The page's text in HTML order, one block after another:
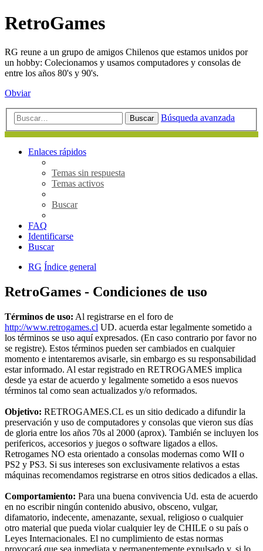
RetroGames
RG reune a un grupo de amigos Chilenos que estamos unidos por
un hobby: Colecionamos y usamos computadores y consolas de
entre los años 80's y 90's.
Obviar
Buscar Búsqueda avanzada
Enlaces rápidos
Temas sin respuesta
Temas activos
Buscar
FAQ
Identificarse
Buscar
RG Índice general
RetroGames - Condiciones de uso
Términos de uso: Al registrarse en el foro de
http://www.retrogames.cl UD. acuerda estar legalmente sometido a
los términos se uso aquí expresados. (En caso contrario por favor no
se registre). Estos términos pueden ser cambiados en cualquier
momento e intentaremos avisarle, sin embargo es su responsabilidad
estar informado. Al estar registrado en RETROGAMES implica
desde ya estar de acuerdo y legalmente sometido a esos nuevos
términos tal como sean actualizados y/o reformados.
Objetivo: RETROGAMES.CL es un sitio dedicado a difundir la
preservación y uso de computadores y consolas que vieron sus días
de gloria entre los años 70s al 2000 (aprox). También se incluyen los
perifericos, accesorios y juegos o software ligados a ellos.
Retrogames NO esta orientado a consolas modernas como WII o
PS2 y PS3. Si sus intereses son exclusivamente relativos a estas
máquinas recomendamos registrarse en otros sitios dedicados a ellas.
Comportamiento: Para una buena convivencia Ud. esta de acuerdo
en no escribir ningún contenido abusivo, obsceno, vulgar,
difamatorio, indecente, amenazante, sexual, religioso o cualquier
otro material que pueda violar cualquier ley de CHILE o su país o
Leyes Internacionales. El no cumplimiento de estas normas